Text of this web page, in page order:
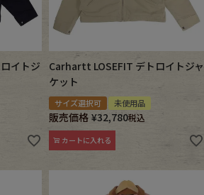
イトジ
Carhartt LOSEFIT デトロイトジャ
ケット
サイズ選択可 未使用品
販売価格 ¥32,780税込
カートに入れる